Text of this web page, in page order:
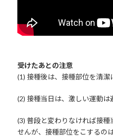
受けたあとの注意
(1) 接種後は、接種部位を清潔
(2) 接種当日は、激しい運動は
(3) 普段と変わりなければ接
せんが、接種部位をこするの